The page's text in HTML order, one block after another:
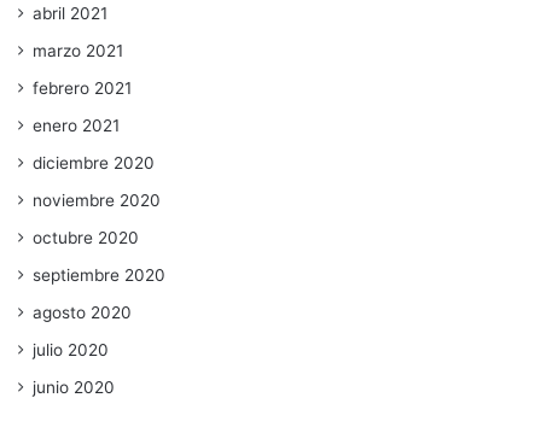
abril 2021
marzo 2021
febrero 2021
enero 2021
diciembre 2020
noviembre 2020
octubre 2020
septiembre 2020
agosto 2020
julio 2020
junio 2020